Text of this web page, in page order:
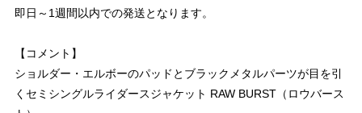
即日～1週間以内での発送となります。
【コメント】
ショルダー・エルボーのパッドとブラックメタルパーツが目を引
くセミシングルライダースジャケット RAW BURST（ロウバース